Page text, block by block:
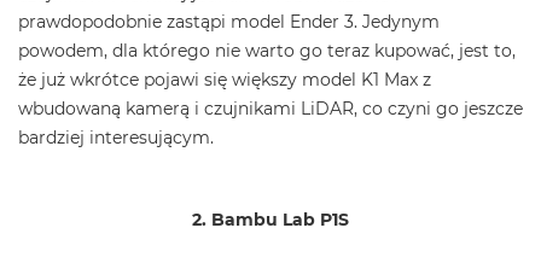
prawdopodobnie zastąpi model Ender 3. Jedynym
powodem, dla którego nie warto go teraz kupować, jest to,
że już wkrótce pojawi się większy model K1 Max z
wbudowaną kamerą i czujnikami LiDAR, co czyni go jeszcze
bardziej interesującym.
2. Bambu Lab P1S